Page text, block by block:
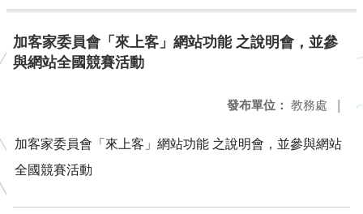
加客家委員會「來上客」網站功能 之說明會，並參
與網站全國競賽活動
發布單位： 教務處 |
加客家委員會「來上客」網站功能 之說明會，並參與網站
全國競賽活動